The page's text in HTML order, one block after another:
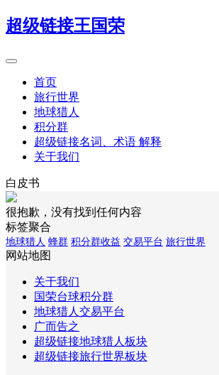
超级链接王国荣
首页
旅行世界
地球猎人
积分群
超级链接名词、术语 解释
关于我们
白皮书
很抱歉，没有找到任何内容
标签聚合
地球猎人 蜂群 积分群收益 交易平台 旅行世界
网站地图
关于我们
国荣台球积分群
地球猎人交易平台
广而告之
超级链接地球猎人板块
超级链接旅行世界板块